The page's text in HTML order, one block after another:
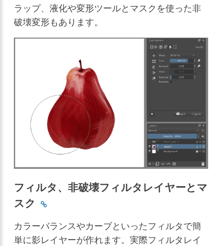
ラップ、液化や変形ツールとマスクを使った非
破壊変形もあります。
フィルタ、非破壊フィルタレイヤーとマ
スク
カラーバランスやカーブといったフィルタで簡
単に影レイヤーが作れます。実際フィルタレイ